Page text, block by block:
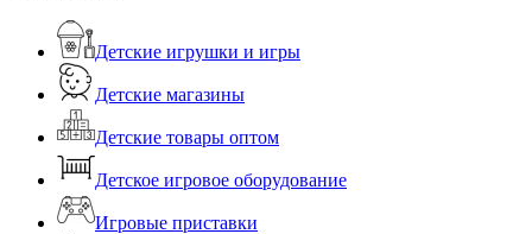
Детские игрушки и игры
Детские магазины
Детские товары оптом
Детское игровое оборудование
Игровые приставки